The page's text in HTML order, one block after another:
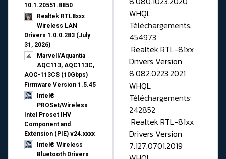
10.1.20551.8850
Realtek RTL8xxx
Wireless LAN
Drivers 1.0.0.283 (July
31, 2026)
Marvell/Aquantia
AQC113, AQC113C,
AQC-113CS (10Gbps)
Firmware Version 1.5.45
Intel®
PROSet/Wireless
Intel Proset IHV
Component and
Extension (PIE) v24.xxxx
Intel® Wireless
Bluetooth Drivers
WHQL
Téléchargements:
454973
Realtek RTL-81xx
Drivers Version
8.082.0223.2021
WHQL
Téléchargements:
242852
Realtek RTL-81xx
Drivers Version
7.127.0701.2019